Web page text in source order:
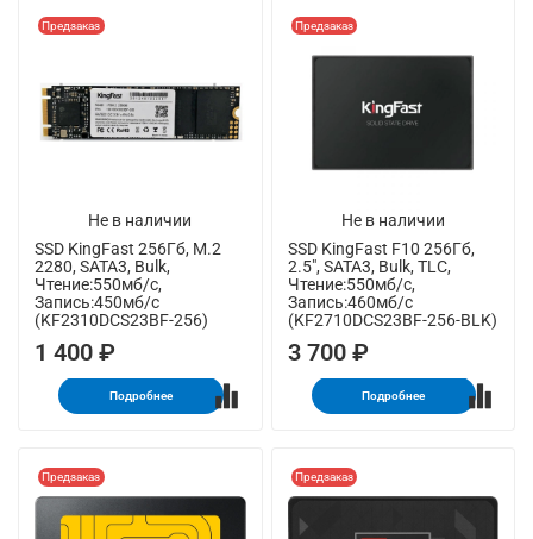
Не в наличии
Предзаказ
SSD KingFast 256Гб, M.2
2280, SATA3, Bulk,
Чтение:550мб/с,
Запись:450мб/с
(KF2310DCS23BF-256)
1 400 ₽
Подробнее
Не в наличии
Предзаказ
SSD KingFast F10 256Гб,
2.5", SATA3, Bulk, TLC,
Чтение:550мб/с,
Запись:460мб/с
(KF2710DCS23BF-256-BLK)
3 700 ₽
Подробнее
Предзаказ Предзаказ